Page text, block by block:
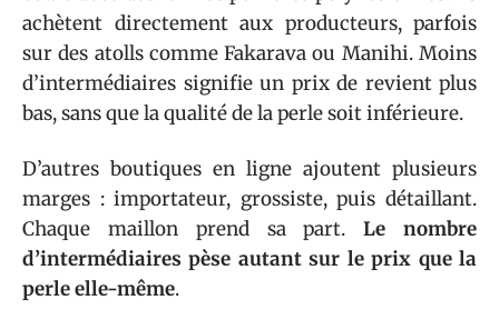
achètent directement aux producteurs, parfois
sur des atolls comme Fakarava ou Manihi. Moins
d’intermédiaires signifie un prix de revient plus
bas, sans que la qualité de la perle soit inférieure.
D’autres boutiques en ligne ajoutent plusieurs
marges : importateur, grossiste, puis détaillant.
Chaque maillon prend sa part.Le nombre
d’intermédiaires pèse autant sur le prix que la
perle elle-même.